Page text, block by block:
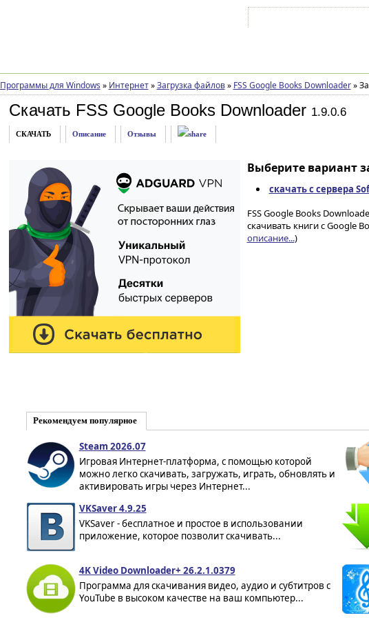
Программы для Windows » Интернет » Загрузка файлов » FSS Google Books Downloader »
Скачать FSS Google Books Downloader 1.9.0.6
СКАЧАТЬ Описание Отзывы
Выберите вариант
скачать с сервера
FSS Google Books
скачивать книги с Google
описание...)
Рекомендуем популярное
Steam 2026.07
Игровая Интернет-платформа, с помощью которой
можно легко скачивать, загружать, играть, обновлять и
активировать игры через Интернет...
VKSaver 4.9.25
VKSaver - бесплатное и простое в использовании
приложение, которое позволит скачивать...
4K Video Downloader+ 26.2.1.0379
Программа для скачивания видео, аудио и субтитров с
YouTube в высоком качестве на ваш компьютер...